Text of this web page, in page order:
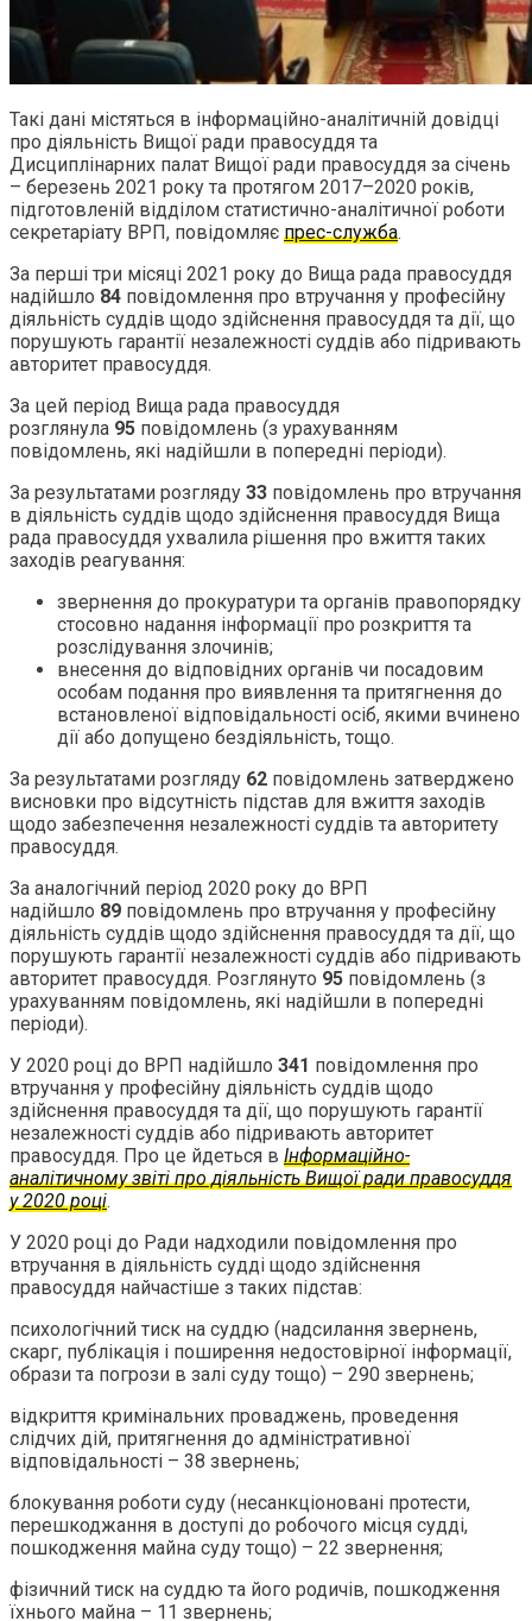
Такі дані містяться в інформаційно-аналітичній довідці
про діяльність Вищої ради правосуддя та
Дисциплінарних палат Вищої ради правосуддя за січень
– березень 2021 року та протягом 2017–2020 років,
підготовленій відділом статистично-аналітичної роботи
секретаріату ВРП, повідомляє прес-служба.
За перші три місяці 2021 року до Вища рада правосуддя
надійшло 84 повідомлення про втручання у професійну
діяльність суддів щодо здійснення правосуддя та дії, що
порушують гарантії незалежності суддів або підривають
авторитет правосуддя.
За цей період Вища рада правосуддя
розглянула 95 повідомлень (з урахуванням
повідомлень, які надійшли в попередні періоди).
За результатами розгляду 33 повідомлень про втручання
в діяльність суддів щодо здійснення правосуддя Вища
рада правосуддя ухвалила рішення про вжиття таких
заходів реагування:
звернення до прокуратури та органів правопорядку
стосовно надання інформації про розкриття та
розслідування злочинів;
внесення до відповідних органів чи посадовим
особам подання про виявлення та притягнення до
встановленої відповідальності осіб, якими вчинено
дії або допущено бездіяльність, тощо.
За результатами розгляду 62 повідомлень затверджено
висновки про відсутність підстав для вжиття заходів
щодо забезпечення незалежності суддів та авторитету
правосуддя.
За аналогічний період 2020 року до ВРП
надійшло 89 повідомлень про втручання у професійну
діяльність суддів щодо здійснення правосуддя та дії, що
порушують гарантії незалежності суддів або підривають
авторитет правосуддя. Розглянуто 95 повідомлень (з
урахуванням повідомлень, які надійшли в попередні
періоди).
У 2020 році до ВРП надійшло 341 повідомлення про
втручання у професійну діяльність суддів щодо
здійснення правосуддя та дії, що порушують гарантії
незалежності суддів або підривають авторитет
правосуддя. Про це йдеться в Інформаційно-
аналітичному звіті про діяльність Вищої ради правосуддя
у 2020 році.
У 2020 році до Ради надходили повідомлення про
втручання в діяльність судді щодо здійснення
правосуддя найчастіше з таких підстав:
психологічний тиск на суддю (надсилання звернень,
скарг, публікація і поширення недостовірної інформації,
образи та погрози в залі суду тощо) – 290 звернень;
відкриття кримінальних проваджень, проведення
слідчих дій, притягнення до адміністративної
відповідальності – 38 звернень;
блокування роботи суду (несанкціоновані протести,
перешкоджання в доступі до робочого місця судді,
пошкодження майна суду тощо) – 22 звернення;
фізичний тиск на суддю та його родичів, пошкодження
їхнього майна – 11 звернень;